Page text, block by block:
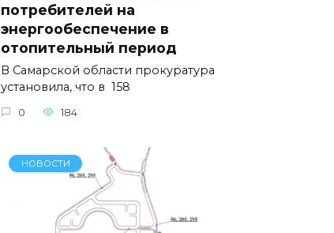
потребителей на
энергообеспечение в
отопительный период
В Самарской области прокуратура
установила, что в 158
0 184
НОВОСТИ